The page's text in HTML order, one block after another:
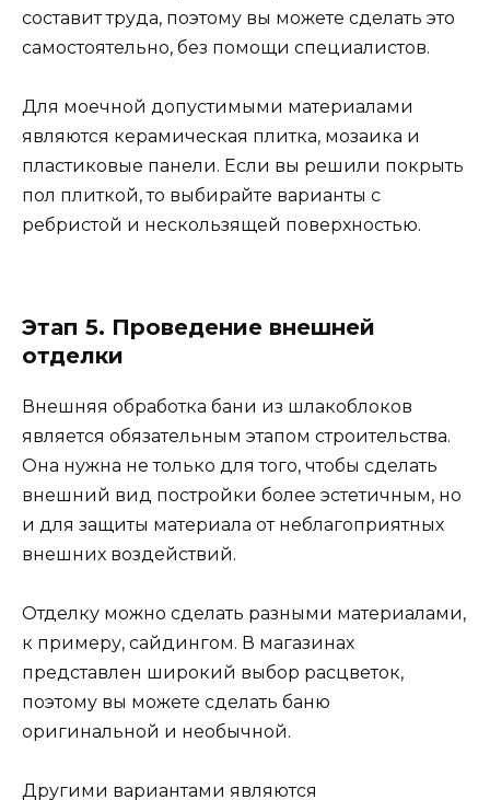
составит труда, поэтому вы можете сделать это
самостоятельно, без помощи специалистов.
Для моечной допустимыми материалами
являются керамическая плитка, мозаика и
пластиковые панели. Если вы решили покрыть
пол плиткой, то выбирайте варианты с
ребристой и нескользящей поверхностью.
Этап 5. Проведение внешней
отделки
Внешняя обработка бани из шлакоблоков
является обязательным этапом строительства.
Она нужна не только для того, чтобы сделать
внешний вид постройки более эстетичным, но
и для защиты материала от неблагоприятных
внешних воздействий.
Отделку можно сделать разными материалами,
к примеру, сайдингом. В магазинах
представлен широкий выбор расцветок,
поэтому вы можете сделать баню
оригинальной и необычной.
Другими вариантами являются